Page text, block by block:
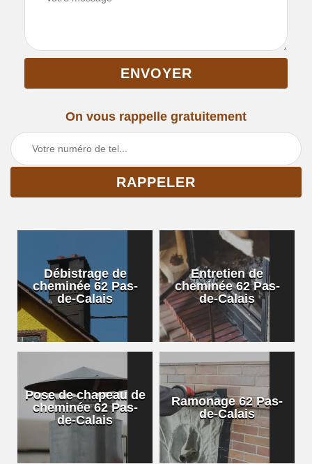
On vous rappelle gratuitement
Débistrage de
cheminée 62 Pas-
de-Calais
Entretien de
cheminée 62 Pas-
de-Calais
Pose de chapeau de
cheminée 62 Pas-
de-Calais
Ramonage 62 Pas-
de-Calais